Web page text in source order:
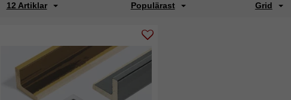
12 Artiklar Populärast Grid